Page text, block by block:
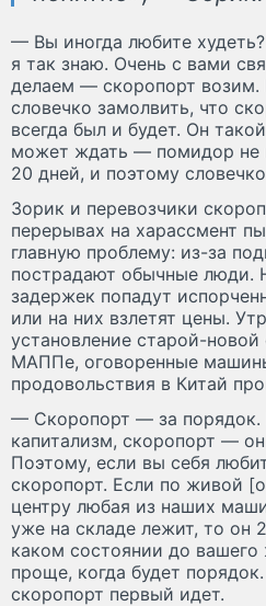
— Вы иногда любите
я так знаю. Очень с вами
делаем — скоропорт
словечко замолвить, что
всегда был и будет. Он
может ждать — помидор не
20 дней, и поэтому
Зорик и перевозчики
перерывах на харассмент
главную проблему: из-за
пострадают обычные люди.
задержек попадут
или на них взлетят цены.
установление старой-новой
МАППе, оговоренные
продовольствия в Китай
— Скоропорт — за порядок.
капитализм, скоропорт —
Поэтому, если вы себя
скоропорт. Если по живой
центру любая из наших
уже на складе лежит, то он
каком состоянии до
проще, когда будет
скоропорт первый идет.